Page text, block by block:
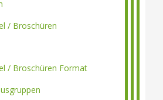
/ Broschüren
/ Broschüren Format